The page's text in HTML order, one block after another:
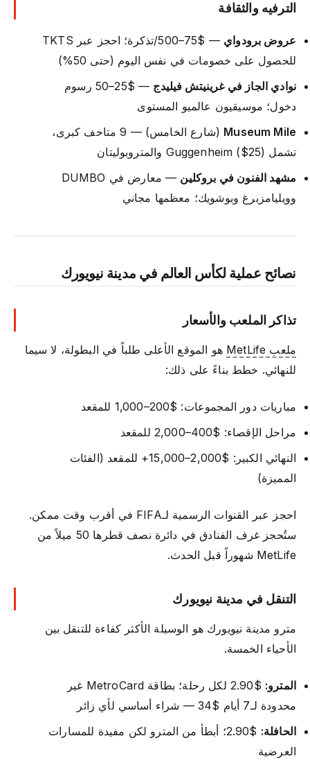
الترفيه والثقافة
عروض برودواي
— $75–500/تذكرة؛ احجز عبر TKTS
للحصول على خصومات في نفس اليوم (حتى 50%)
نوادي الجاز في غرينيتش فيليدج
— $25–50 رسوم
دخول؛ موسيقيون عالميو المستوى
Museum Mile
(شارع الخامس) — 9 متاحف كبرى،
تشمل Guggenheim ($25) والمتروبوليتان
مشهد الفنون في بروكلين
— معارض في DUMBO
وويليامزبرغ وبوشويك؛ معظمها مجاني
نصائح عملية لكأس العالم في مدينة نيويورك
تذاكر الملعب والأسعار
ملعب MetLife
هو الموقع الأعلى طلباً في البطولة، لا سيما
للنهائي. خطط بناءً على ذلك:
مباريات دور المجموعات: $200–1,000 للمقعد
مراحل الإقصاء: $400–2,000 للمقعد
النهائي الكبير: $2,000–15,000+ للمقعد (الفئات
المميزة)
احجز عبر القنوات الرسمية لـFIFA في أقرب وقت ممكن.
ستُحجز غرف الفنادق في دائرة نصف قطرها 50 ميلاً من
MetLife شهوراً قبل الحدث.
التنقل في مدينة نيويورك
مترو مدينة نيويورك هو الوسيلة الأكثر كفاءة للتنقل بين
الأحياء الخمسة.
المترو:
$2.90 لكل رحلة؛ بطاقة MetroCard غير
محدودة لـ7 أيام $34 — شراء أساسي لأي زائر
الحافلة:
$2.90؛ أبطأ من المترو لكن مفيدة للمسارات
العرضية